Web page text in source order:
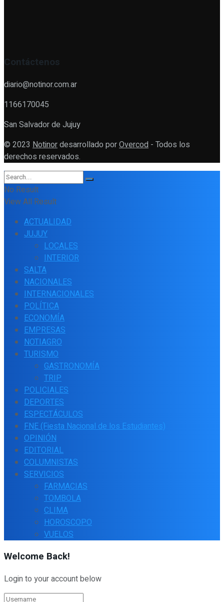
Contáctenos
diario@notinor.com.ar
1166170045
San Salvador de Jujuy
© 2023 Notinordesarrollado porOvercod - Todos los
derechos reservados.
No Result
View All Result
ACTUALIDAD
JUJUY
LOCALES
INTERIOR
SALTA
NACIONALES
INTERNACIONALES
POLÍTICA
ECONOMÍA
EMPRESAS
NOTIAGRO
TURISMO
GASTRONOMÍA
TRIP
POLICIALES
DEPORTES
ESPECTÁCULOS
FNE (Fiesta Nacional de los Estudiantes)
OPINIÓN
EDITORIAL
COLUMNISTAS
SERVICIOS
FARMACIAS
TOMBOLA
CLIMA
HOROSCOPO
VUELOS
Welcome Back!
Login to your account below